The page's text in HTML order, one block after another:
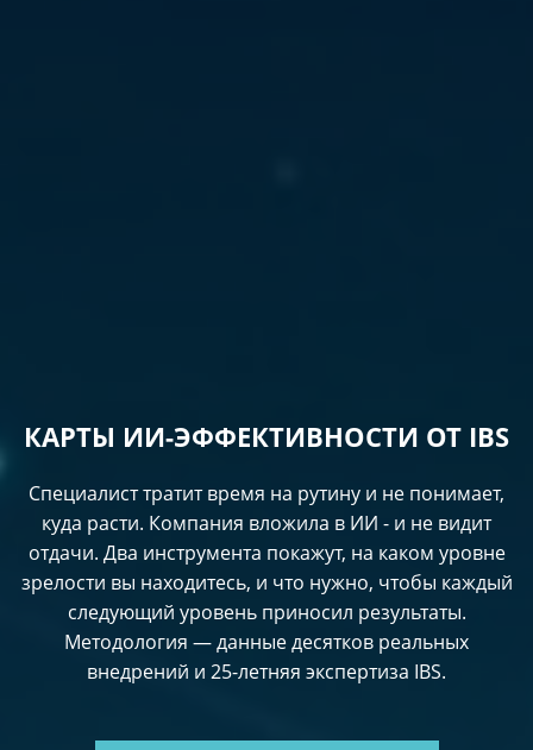
КАРТЫ ИИ-ЭФФЕКТИВНОСТИ ОТ IBS
Специалист тратит время на рутину и не понимает,
куда расти. Компания вложила в ИИ - и не видит
отдачи. Два инструмента покажут, на каком уровне
зрелости вы находитесь, и что нужно, чтобы каждый
следующий уровень приносил результаты.
Методология — данные десятков реальных
внедрений и 25-летняя экспертиза IBS.